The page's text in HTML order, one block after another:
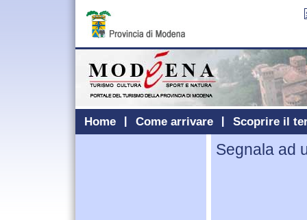
Home Come arrivare Scoprire il
Segnala ad